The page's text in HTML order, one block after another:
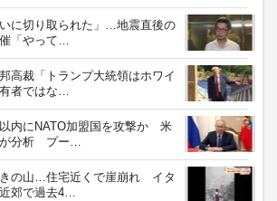
に切り取られた」…地震直後の
「やって…
高裁「トランプ大統領はホワイ
者ではな…
内にNATO加盟国を攻撃か 米
が分析 プー…
きの山…住宅近くで崖崩れ イタ
郊で過去4…